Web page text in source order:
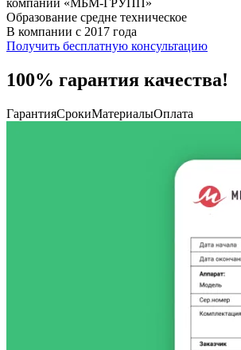
компании «МБМ-ГРУПП»
Образование средне техническое
В компании с 2017 года
Получить бесплатную консультацию
100% гарантия качества!
ГарантияСрокиМатериалыОплата